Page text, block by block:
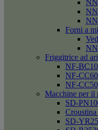
Forni a
Friggitrice ad
NF-
NF-
NF-
Macchine per il
SD-
SD-